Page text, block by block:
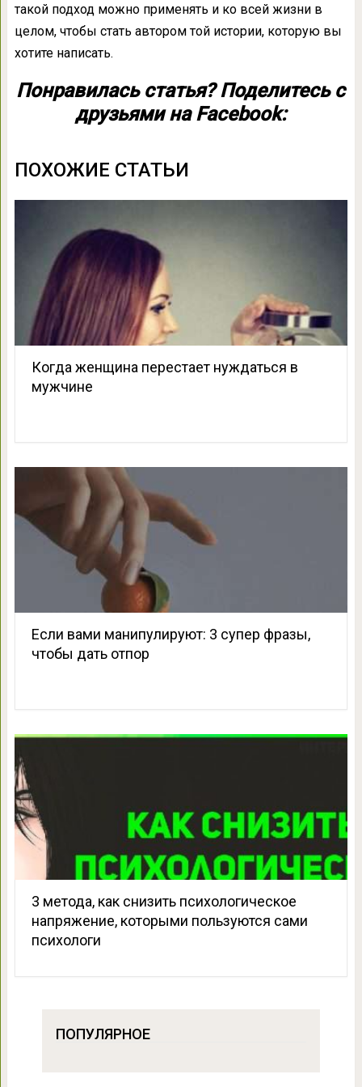
такой подход можно применять и ко всей жизни в
целом, чтобы стать автором той истории, которую вы
хотите написать.
Понравилась статья? Поделитесь с
друзьями на Facebook:
ПОХОЖИЕ СТАТЬИ
Когда женщина перестает нуждаться в
мужчине
Если вами манипулируют: 3 супер фразы,
чтобы дать отпор
3 метода, как снизить психологическое
напряжение, которыми пользуются сами
психологи
ПОПУЛЯРНОЕ